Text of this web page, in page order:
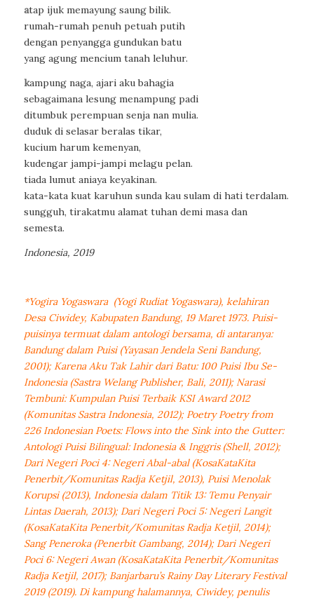
atap ijuk memayung saung bilik.
rumah-rumah penuh petuah putih
dengan penyangga gundukan batu
yang agung mencium tanah leluhur.
kampung naga, ajari aku bahagia
sebagaimana lesung menampung padi
ditumbuk perempuan senja nan mulia.
duduk di selasar beralas tikar,
kucium harum kemenyan,
kudengar jampi-jampi melagu pelan.
tiada lumut aniaya keyakinan.
kata-kata kuat karuhun sunda kau sulam di hati terdalam.
sungguh, tirakatmu alamat tuhan demi masa dan
semesta.
Indonesia, 2019
*Yogira Yogaswara (Yogi Rudiat Yogaswara), kelahiran
Desa Ciwidey, Kabupaten Bandung, 19 Maret 1973. Puisi-
puisinya termuat dalam antologi bersama, di antaranya:
Bandung dalam Puisi (Yayasan Jendela Seni Bandung,
2001); Karena Aku Tak Lahir dari Batu: 100 Puisi Ibu Se-
Indonesia (Sastra Welang Publisher, Bali, 2011); Narasi
Tembuni: Kumpulan Puisi Terbaik KSI Award 2012
(Komunitas Sastra Indonesia, 2012); Poetry Poetry from
226 Indonesian Poets: Flows into the Sink into the Gutter:
Antologi Puisi Bilingual: Indonesia & Inggris (Shell, 2012);
Dari Negeri Poci 4: Negeri Abal-abal (KosaKataKita
Penerbit/Komunitas Radja Ketjil, 2013), Puisi Menolak
Korupsi (2013), Indonesia dalam Titik 13: Temu Penyair
Lintas Daerah, 2013); Dari Negeri Poci 5: Negeri Langit
(KosaKataKita Penerbit/Komunitas Radja Ketjil, 2014);
Sang Peneroka (Penerbit Gambang, 2014); Dari Negeri
Poci 6: Negeri Awan (KosaKataKita Penerbit/Komunitas
Radja Ketjil, 2017); Banjarbaru’s Rainy Day Literary Festival
2019 (2019). Di kampung halamannya, Ciwidey, penulis